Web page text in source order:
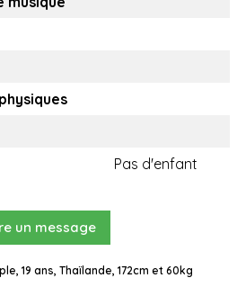
Pas d'enfant
un message
19 ans, Thaïlande, 172cm et 60kg